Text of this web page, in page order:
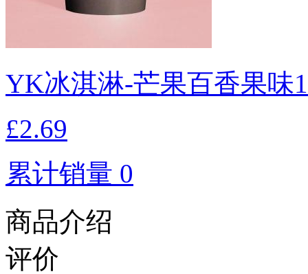
YK冰淇淋-芒果百香果味
£2.69
累计销量 0
商品介绍
评价